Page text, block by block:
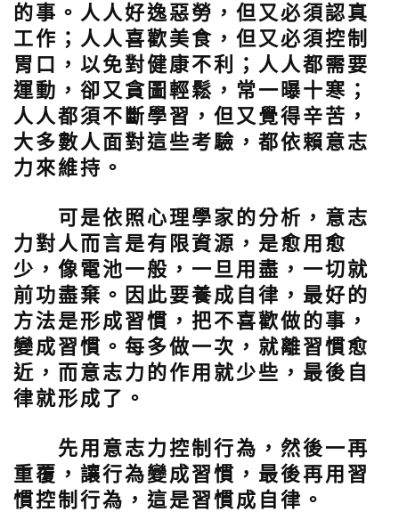
的事。人人好逸惡勞，但又必須認真
工作；人人喜歡美食，但又必須控制
胃口，以免對健康不利；人人都需要
運動，卻又貪圖輕鬆，常一曝十寒；
人人都須不斷學習，但又覺得辛苦，
大多數人面對這些考驗，都依賴意志
力來維持。
可是依照心理學家的分析，意志
力對人而言是有限資源，是愈用愈
少，像電池一般，一旦用盡，一切就
前功盡棄。因此要養成自律，最好的
方法是形成習慣，把不喜歡做的事，
變成習慣。每多做一次，就離習慣愈
近，而意志力的作用就少些，最後自
律就形成了。
先用意志力控制行為，然後一再
重覆，讓行為變成習慣，最後再用習
慣控制行為，這是習慣成自律。